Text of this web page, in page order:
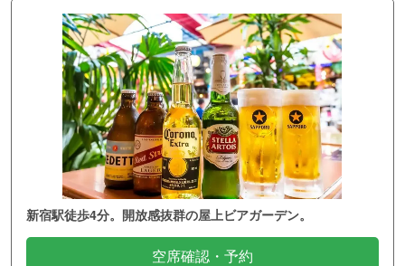
新宿駅徒歩4分。開放感抜群の屋上ビアガーデン。
空席確認・予約